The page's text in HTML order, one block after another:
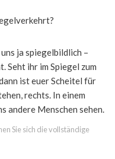
ja spiegelbildlich –
Seht ihr im Spiegel zum
ist euer Scheitel für
rechts. In einem
andere Menschen sehen.
Sie sich die vollständige